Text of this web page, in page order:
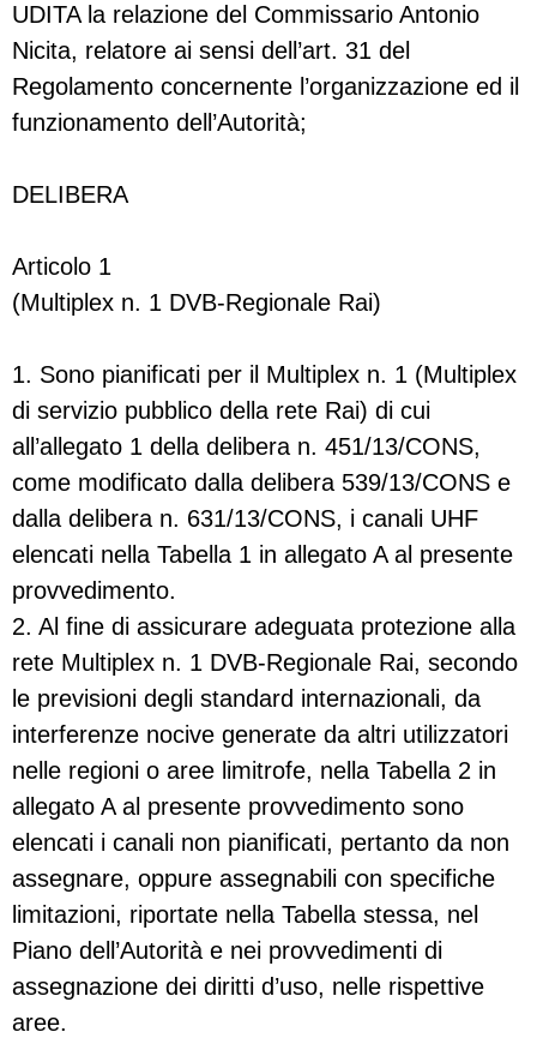
UDITA la relazione del Commissario Antonio
Nicita, relatore ai sensi dell’art. 31 del
Regolamento concernente l’organizzazione ed il
funzionamento dell’Autorità;
DELIBERA
Articolo 1
(Multiplex n. 1 DVB-Regionale Rai)
1. Sono pianificati per il Multiplex n. 1 (Multiplex
di servizio pubblico della rete Rai) di cui
all’allegato 1 della delibera n. 451/13/CONS,
come modificato dalla delibera 539/13/CONS e
dalla delibera n. 631/13/CONS, i canali UHF
elencati nella Tabella 1 in allegato A al presente
provvedimento.
2. Al fine di assicurare adeguata protezione alla
rete Multiplex n. 1 DVB-Regionale Rai, secondo
le previsioni degli standard internazionali, da
interferenze nocive generate da altri utilizzatori
nelle regioni o aree limitrofe, nella Tabella 2 in
allegato A al presente provvedimento sono
elencati i canali non pianificati, pertanto da non
assegnare, oppure assegnabili con specifiche
limitazioni, riportate nella Tabella stessa, nel
Piano dell’Autorità e nei provvedimenti di
assegnazione dei diritti d’uso, nelle rispettive
aree.